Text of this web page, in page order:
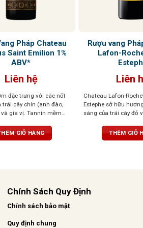
Pháp Chateau
Saint Emilion 1%
ABV*
Liên hệ
đặc trưng với các nốt
trái cây chín (anh đào,
gia vị. Tannin mềm
bằng giữa độ chua và độ
hậu vị dài lâu.
GIỎ HÀNG
Rượu vang
Lafon-
Liên
Chateau Lafon-
Estephe sở hữu
sáng của trái cây đỏ
điểm thêm chút tươi
động. Vị rượu lan tỏa
THÊM GIỎ
Chính Sách Quy Định
Chính sách bảo mật
Quy định chung